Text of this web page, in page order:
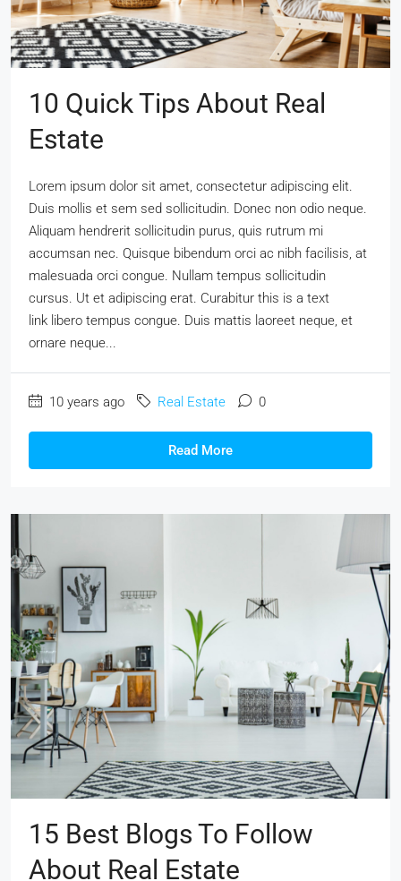
10 Quick Tips About Real
Estate
Lorem ipsum dolor sit amet, consectetur adipiscing elit.
Duis mollis et sem sed sollicitudin. Donec non odio neque.
Aliquam hendrerit sollicitudin purus, quis rutrum mi
accumsan nec. Quisque bibendum orci ac nibh facilisis, at
malesuada orci congue. Nullam tempus sollicitudin
cursus. Ut et adipiscing erat. Curabitur this is a text
link libero tempus congue. Duis mattis laoreet neque, et
ornare neque...
10 years ago Real Estate 0
Read More
15 Best Blogs To Follow
About Real Estate